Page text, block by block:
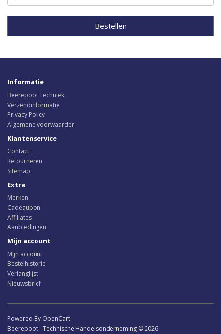
Bestellen
Informatie
Beerepoot Techniek
Verzendinformatie
Privacy Policy
Algemene voorwaarden
Klantenservice
Contact
Retourneren
Sitemap
Extra
Merken
Cadeaubon
Affiliates
Aanbiedingen
Mijn account
Mijn account
Bestelhistorie
Verlanglijst
Nieuwsbrief
Powered By OpenCart
Beerepoot - Technische Handelsonderneming © 2026